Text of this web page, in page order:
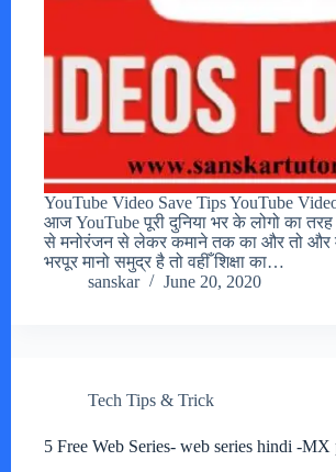
YouTube Video Save Tips YouTube
आज YouTube पूरी दुनिया भर के लोगो का
से मनोरंजन से लेकर कमाने तक का और तो और
भरपूर मानो समुद्र है तो वहीँ शिक्षा का…
sanskar
June 20, 2020
Tech Tips & Trick
5 Free Web Series- web series hindi -MX